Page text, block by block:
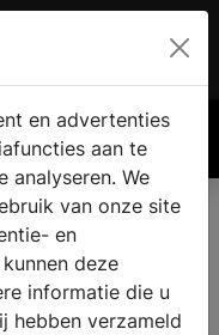
€ 0.00
en advertenties
aan te
analyseren. We
van onze site
en
deze
informatie die u
hebben verzameld